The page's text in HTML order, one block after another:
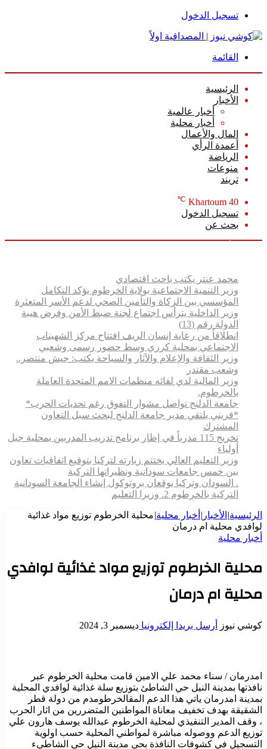
تسجيل الدخول
القائمة
الرئيسية
الأخبار
أخبار عالمية
أخبار محلية
المال والأعمال
أعمدة الرأي
الرياضة
منوعات
تريند
Khartoum 40
℃
تسجيل الدخول
بحث عن
محمد عنتر يكتب باحث اقتصادي
وزير التنمية الاجتماعية بولاية الخرطوم يؤكد التكامل
المؤسسي بين الزكاة والتأمين الصحي لدعم الأسر المتعثرة
وزير الداخلية يترأس اجتماع لجنة ضبط الأمن وفرض هيبة
الدولة رقم (13)
انطلاقاً من رعاية إنسان الريف افتتاح مركز الشهيناب
الاجتماعي بمحلية كرري وسط حضور رسمى وشعبي
وزير الثقافة والإعلام والآثار والسياحة يكتب: جيش منتصر..
وشعب مقتدر
وزير المالية لدي لقائه منظمات الامم المتحدة العاملة
بالخرطوم.
جامعة الدلنج تواصل مشوار التفوق رغم تحديات الحرب*
*فريني يلتقي مدير جامعة الدلنج لبحث سبل التعاون
المشترك
تخريج 115 مدرباً في إطار برنامج تدريب المدربين بمحلية جبل
أولياء
وزير التعليم العالي يختتم زيارته لتركيا بتوقيع اتفاقيات تعاون
بين خمس جامعات سودانية ونظيراتها التركية
. السودان وتركيا يوقعان بروتوكول إنشاء الجامعة السودانية
التركية بالخرطوم 2. وزيرا التعليم
الرئيسية| الأخبار | أخبار محلية|محلية الخرطوم توزيع مواد غذائية
لوافدي محلية ام درمان
أخبار محلية
محلية الخرطوم توزيع مواد غذائية لوافدي
محلية ام درمان
كوشي نيوز أرسل بريدا إلكترونيا ديسمبر 3, 2024
امدرمان / سناء محمد علي الامين قامت محلية الخرطوم عبر
نافذتها بمدينة النيل حي الشاطئ بتوزيع سلة غذائية لوافدي المحلية
بمدينة امدرمان ياتي هذا الدعم المقالخرطومدم من دولة قطر
الشقيقة بهدف تخفيف معاناة المواطنين المتضررين من اثار الحرب
، وقف المدير التنفيذي لمحلية الخرطوم عبدالله يوسف هارون علي
توزيع الدعم ووصوله مباشرة لمواطني المحلية حسب اولوية
التسجيل في كشوفات النافذة بحي مدينة النيل حي الشاطيء